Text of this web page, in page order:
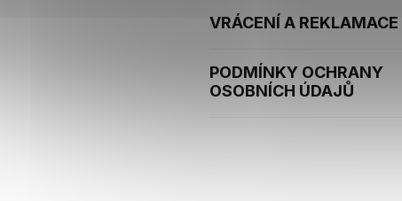
VRÁCENÍ A REKLAMACE
PODMÍNKY OCHRANY
OSOBNÍCH ÚDAJŮ